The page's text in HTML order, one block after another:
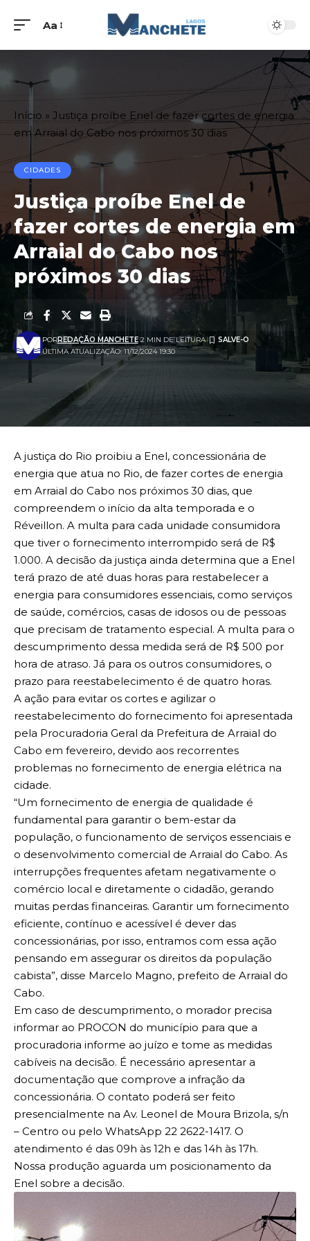
Aa
Início » Justiça proíbe Enel de fazer cortes de energia
em Arraial do Cabo nos próximos 30 dias
CIDADES
Justiça proíbe Enel de
fazer cortes de energia em
Arraial do Cabo nos
próximos 30 dias
ÚLTIMA ATUALIZAÇÃO: 11/12/2024 19:30
PORREDAÇÃO MANCHETE 2 MIN DE LEITURA
A justiça do Rio proibiu a Enel, concessionária de
energia que atua no Rio, de fazer cortes de energia
em Arraial do Cabo nos próximos 30 dias, que
compreendem o início da alta temporada e o
Réveillon. A multa para cada unidade consumidora
que tiver o fornecimento interrompido será de R$
1.000. A decisão da justiça ainda determina que a Enel
terá prazo de até duas horas para restabelecer a
energia para consumidores essenciais, como serviços
de saúde, comércios, casas de idosos ou de pessoas
que precisam de tratamento especial. A multa para o
descumprimento dessa medida será de R$ 500 por
hora de atraso. Já para os outros consumidores, o
prazo para reestabelecimento é de quatro horas.
A ação para evitar os cortes e agilizar o
reestabelecimento do fornecimento foi apresentada
pela Procuradoria Geral da Prefeitura de Arraial do
Cabo em fevereiro, devido aos recorrentes
problemas no fornecimento de energia elétrica na
cidade.
“Um fornecimento de energia de qualidade é
fundamental para garantir o bem-estar da
população, o funcionamento de serviços essenciais e
o desenvolvimento comercial de Arraial do Cabo. As
interrupções frequentes afetam negativamente o
comércio local e diretamente o cidadão, gerando
muitas perdas financeiras. Garantir um fornecimento
eficiente, contínuo e acessível é dever das
concessionárias, por isso, entramos com essa ação
pensando em assegurar os direitos da população
cabista”, disse Marcelo Magno, prefeito de Arraial do
Cabo.
Em caso de descumprimento, o morador precisa
informar ao PROCON do município para que a
procuradoria informe ao juízo e tome as medidas
cabíveis na decisão. É necessário apresentar a
documentação que comprove a infração da
concessionária. O contato poderá ser feito
presencialmente na Av. Leonel de Moura Brizola, s/n
– Centro ou pelo WhatsApp 22 2622-1417. O
atendimento é das 09h às 12h e das 14h às 17h.
Nossa produção aguarda um posicionamento da
Enel sobre a decisão.